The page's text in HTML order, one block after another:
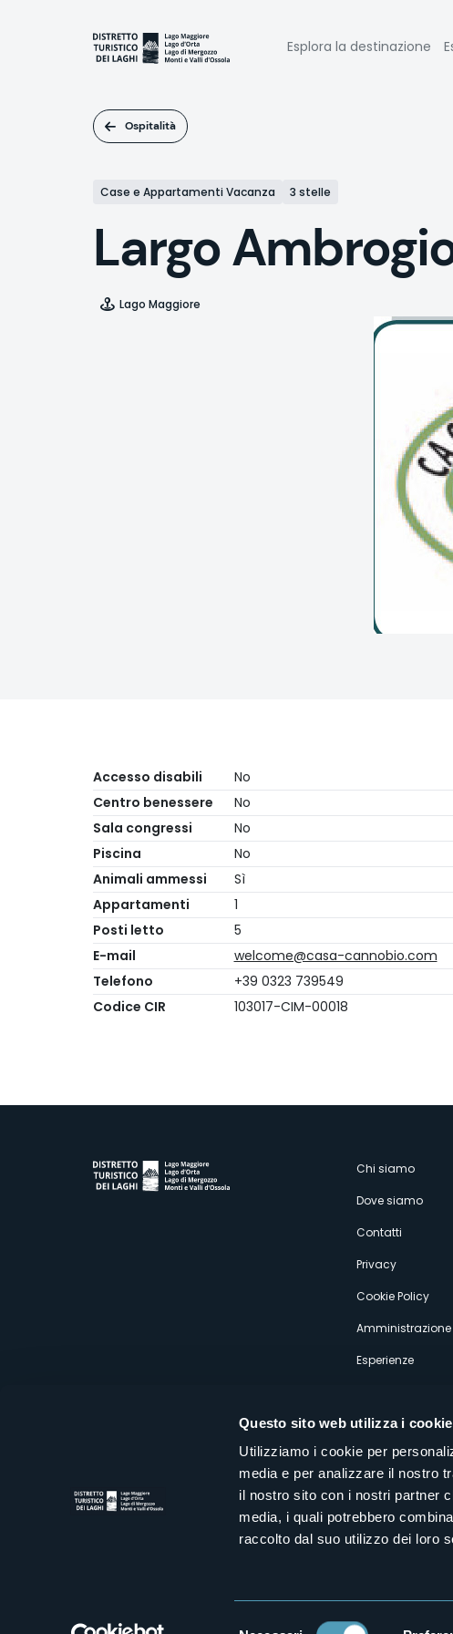
Questo sito web utilizza i cookie
Utilizziamo i cookie per
media e per analizzare il nostro
il nostro sito con i nostri partner
media, i quali potrebbero
raccolto dal suo utilizzo dei loro
Esplora la destinazione
Ospitalità
Case e Appartamenti Vacanza 3 stelle
Largo
Lago Maggiore
Accesso disabili
No
Centro benessere
No
Sala congressi
No
Piscina
No
Animali ammessi
Sì
Appartamenti
1
Posti letto
5
E-mail
welcome@casa-cannobio.com
Telefono
+39 0323 739549
Codice CIR
103017-CIM-00018
Menù
Chi siamo
Dove siamo
Contatti
Privacy
Cookie Policy
Esperienze
Distretto Turistico dei Laghi Scrl
Sede legale e operativa: Corso Italia 26 - 28838 Stresa VB - Italy
infoturismo@distrettolaghi.itedistrettolaghi@legalmail.it